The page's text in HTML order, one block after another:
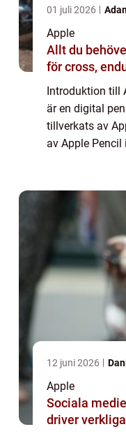
01 juli 2026
Apple
Allt du
för cross,
Introduktion till
är en digital
tillverkats av
av Apple
12 juni 2026
Apple
Sociala
driver